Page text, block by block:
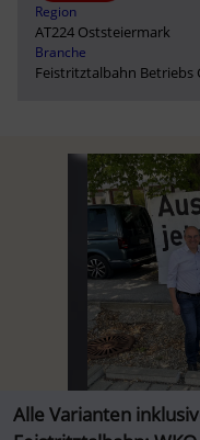
Region
AT224 Oststeiermark
Branche
Feistritztalbahn Betriebs
Alle Varianten